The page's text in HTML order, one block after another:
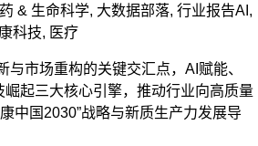
& 生命科学, 大数据部落, 行业报告AI ,
科技, 医疗
与市场重构的关键交汇点，AI赋能、
崛起三大核心引擎，推动行业向高质量
中国2030”战略与新质生产力发展导